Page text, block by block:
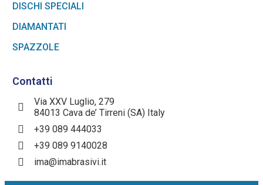
DISCHI SPECIALI
DIAMANTATI
SPAZZOLE
Contatti
Via XXV Luglio, 279
84013 Cava de’ Tirreni (SA) Italy
+39 089 444033
+39 089 9140028
ima@imabrasivi.it